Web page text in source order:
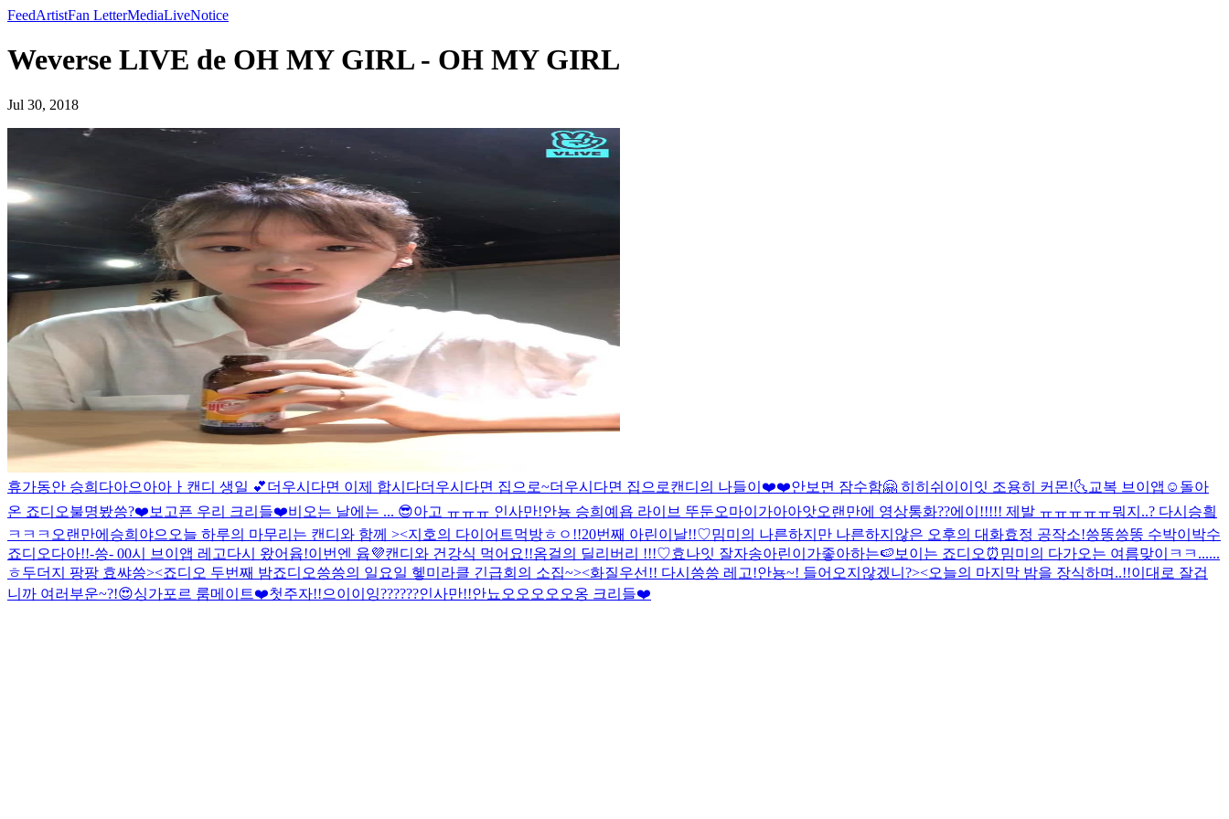
FeedArtistFan LetterMediaLiveNotice
Weverse LIVE de OH MY GIRL - OH MY GIRL
Jul 30, 2018
휴가동안 승희다아으아아ㅏ 캔디 생일 💕더우시다면 이제 합시다더우시다면 집으로~더우시다면 집으로캔디의 나들이❤️❤️안보면 잠수함🤗 히히 쉬이이잇 조용히 커몬!🌜교복 브이앱☺️ 돌아
온 죠디오불명봤씅?❤️보고픈 우리 크리들❤️비오는 날에는 ... 😎아고 ㅠㅠㅠ 인사만!안뇽 승희예욥 라이브 뚜둔오마이가아아앗오랜만에 영상통화??에이!!!!! 제발 ㅠㅠㅠㅠㅠ뭐지..? 다시승힄
ㅋㅋㅋ 오랜만에승희야으 오늘 하루의 마무리는 캔디와 함께 ><지호의 다이어트먹방ㅎㅇ!!20번째 아린이날!!♡밈미의 나른하지만 나른하지않은 오후의 대화효정 공작소!씅똥씅똥 수박이박수
죠디오다아!!-씅- 00시 브이앱 레고다시 왔어윱!이번엔 윱💜캔디와 건강식 먹어요!!옴걸의 딜리버리 !!!♡효나잇 잘자송아린이가좋아하는🍉 보이는 죠디오⏰ 밈미의 다가오는 여름맞이ㅋㅋ......
ㅎ두더지 팡팡 효쌰씅><죠디오 두번째 밤죠디오씅씅의 일요일 헿미라클 긴급회의 소집~><화질우선!! 다시씅씅 레고!안뇽~! 들어오지않겠니?><오늘의 마지막 밤을 장식하며..!!이대로 잘겁
니까 여러부운~?!😍싱가포르 룸메이트❤️첫주자!!으이이잉??????인사만!!안뇨오오오오오옹 크리들❤️